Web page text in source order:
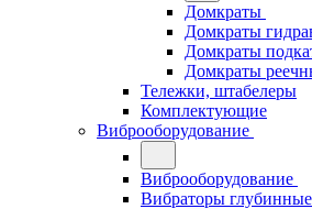
Домкраты
Домкраты
Домкраты
Домкраты
Тележки, штабелеры
Комплектующие
Виброоборудование
Виброоборудование
Вибраторы глубинные